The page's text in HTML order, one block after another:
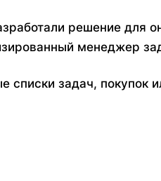
решение для
менеджер
списки задач, покупок